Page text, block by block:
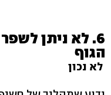
6. לא ניתן
הגוף
לא נכון